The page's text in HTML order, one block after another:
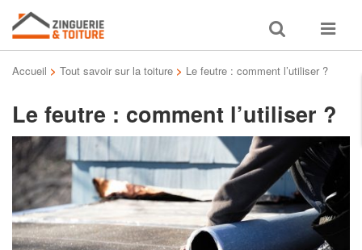
Toggle
search
Toggle
Accueil > Tout savoir sur la toiture > Le feutre : comment l’utiliser ?
Le feutre : comment l’utiliser ?